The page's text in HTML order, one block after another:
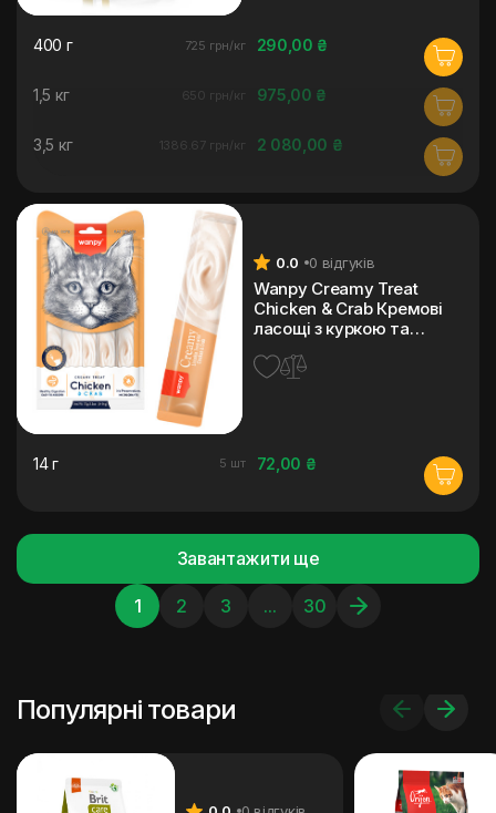
290,00 ₴
400 г 725 грн/кг
975,00 ₴
1,5 кг 650 грн/кг
2 080,00 ₴
3,5 кг 1386.67 грн/кг
0.0 0 відгуків
Wanpy Creamy Treat
Chicken & Crab Кремові
ласощі з куркою та
72,00 ₴
14 г 5 шт
Завантажити ще
1 2 3 ... 30
Популярні товари